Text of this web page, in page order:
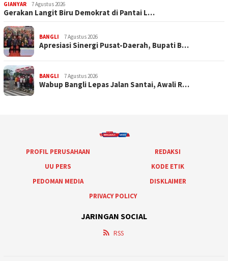
GIANYAR 7 Agustus 2026
Gerakan Langit Biru Demokrat di Pantai L…
BANGLI 7 Agustus 2026
Apresiasi Sinergi Pusat-Daerah, Bupati B…
BANGLI 7 Agustus 2026
Wabup Bangli Lepas Jalan Santai, Awali R…
PROFIL PERUSAHAAN
REDAKSI
UU PERS
KODE ETIK
PEDOMAN MEDIA
DISKLAIMER
PRIVACY POLICY
JARINGAN SOCIAL
RSS